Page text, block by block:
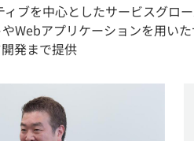
ブを中心としたサービスグロ
Webアプリケーションを用い
発まで提供